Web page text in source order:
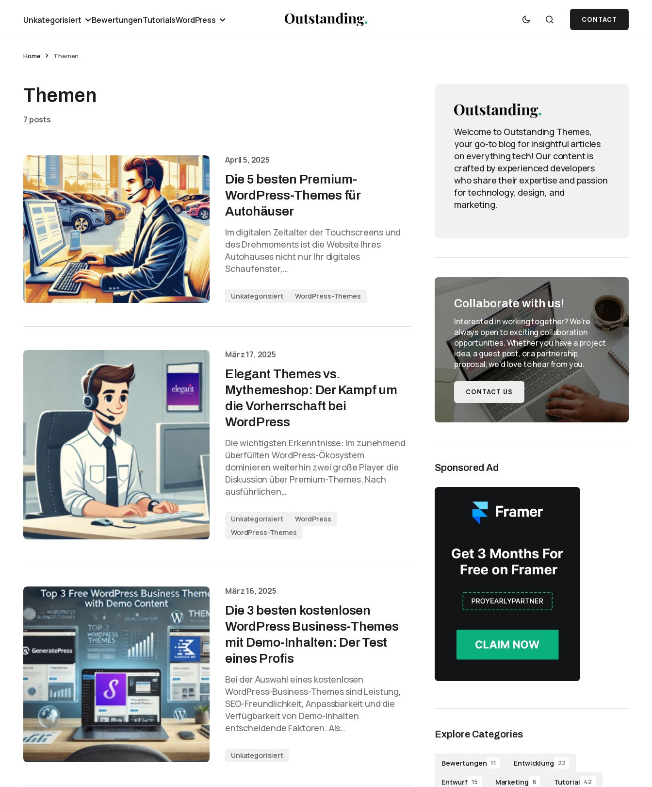
Unkategorisiert BewertungenTutorialsWordPress CONTACT
Home Themen
Themen
7 posts
April 5, 2025
Die 5 besten Premium-
WordPress-Themes für
Autohäuser
Im digitalen Zeitalter der Touchscreens und
des Drehmoments ist die Website Ihres
Autohauses nicht nur Ihr digitales
Schaufenster,…
Unkategorisiert WordPress-Themes
März 17, 2025
Elegant Themes vs.
Mythemeshop: Der Kampf um
die Vorherrschaft bei
WordPress
Die wichtigsten Erkenntnisse: Im zunehmend
überfüllten WordPress-Ökosystem
dominieren weiterhin zwei große Player die
Diskussion über Premium-Themes. Nach
ausführlichen…
Unkategorisiert
WordPress
WordPress-Themes
März 16, 2025
Die 3 besten kostenlosen
WordPress Business-Themes
mit Demo-Inhalten: Der Test
eines Profis
Bei der Auswahl eines kostenlosen
WordPress-Business-Themes sind Leistung,
SEO-Freundlichkeit, Anpassbarkeit und die
Verfügbarkeit von Demo-Inhalten
entscheidende Faktoren. Als…
Unkategorisiert
Welcome to Outstanding Themes,
your go-to blog for insightful articles
on everything tech! Our content is
crafted by experienced developers
who share their expertise and passion
for technology, design, and
marketing.
Collaborate with us!
Interested in working together? We're
always open to exciting collaboration
opportunities. Whether you have a project
idea, a guest post, or a partnership
proposal, we'd love to hear from you.
CONTACT US
Sponsored Ad
Explore Categories
Bewertungen 11 Entwicklung 22
Entwurf 15 Marketing 6 Tutorial 42